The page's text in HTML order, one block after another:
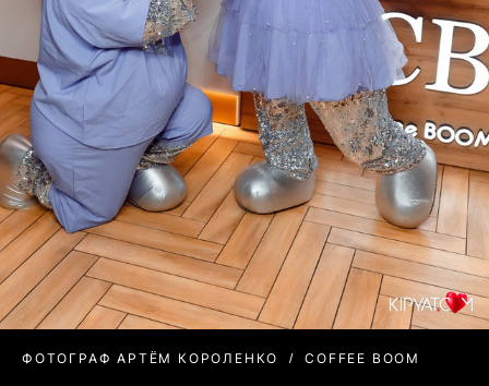
ФОТОГРАФ АРТЁМ КОРОЛЕНКО COFFEE BOOM